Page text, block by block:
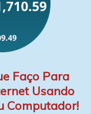
Faço Para
Usando
Computador!